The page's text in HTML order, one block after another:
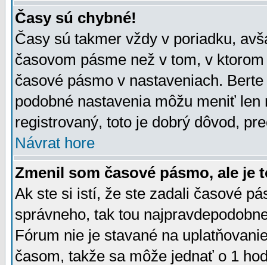
Časy sú chybné!
Časy sú takmer vždy v poriadku,
časovom pásme než v tom, v
časové pásmo v nastaveniach.
podobné nastavenia môžu meniť
registrovaný, toto je dobrý dôvod,
Návrat hore
Zmenil som časové pásmo, ale je
Ak ste si istí, že ste zadali časové
správneho, tak tou
Fórum nie je stavané na
časom, takže sa môže jednať o 1